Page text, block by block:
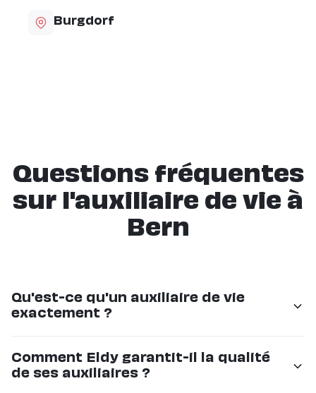
Burgdorf
Questions fréquentes
sur l'auxiliaire de vie à
Bern
Qu'est-ce qu'un auxiliaire de vie
exactement ?
accompagne les personnes âgées dans leur quotidien
Comment Eldy garantit-il la qualité
de ses auxiliaires ?